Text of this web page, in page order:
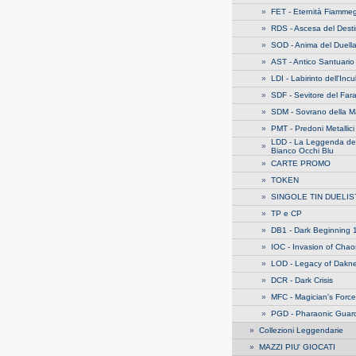
» FET - Eternità
» RDS - Ascesa del
» SOD - Anima del
» AST - Antico Santuario
» LDI - Labirinto
» SDF - Sevitore del
» SDM - Sovrano della
» PMT - Predoni Metallici
» LDD - La Leggenda
Bianco Occhi Blu
» CARTE PROMO
» TOKEN
» SINGOLE TIN
» TP e CP
» DB1 - Dark Beginning 1
» IOC - Invasion of
» LOD - Legacy of
» DCR - Dark Crisis
» MFC - Magician's Force
» PGD - Pharaonic
» Collezioni Leggendarie
» MAZZI PIU' GIOCATI